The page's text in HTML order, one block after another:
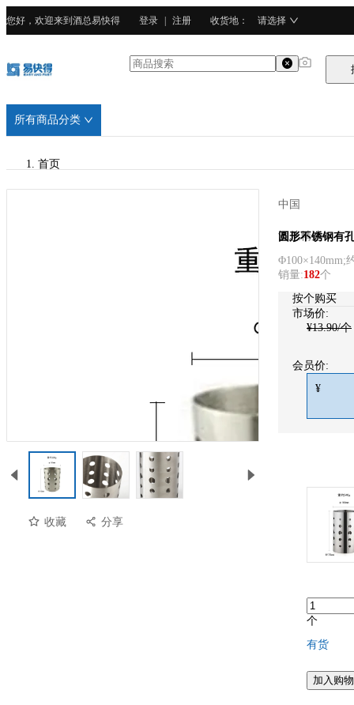
您好，欢迎来到酒总易快得 登录 注册 收货地 ： 请选择
所有商品分类
首页
收藏 分享
中国
酒总精选
圆形不锈钢有
Φ100×140mm;
销量:182个
按个购买
市场价:
¥13.90/个
会员价:
¥
个
有货
加入购